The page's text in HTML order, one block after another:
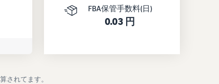
FBA保管手数料(日)
0.03 円
されてます。